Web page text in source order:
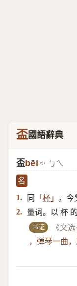
盃國語辭典
盃bēi ㄅㄟ
名
1.
同 「 杯 」 。今
2. 量词。以 杯
书证 《文
，弹琴一曲，